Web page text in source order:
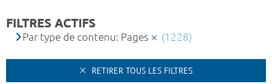
FILTRES ACTIFS
Par type de contenu: Pages (1228)
RETIRER TOUS LES FILTRES